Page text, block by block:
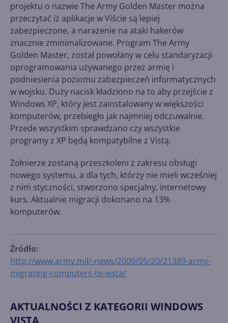
projektu o nazwie The Army Golden Master można
przeczytać iż aplikacje w Viście są lepiej
zabezpieczone, a narażenie na ataki hakerów
znacznie zminimalizowane. Program The Army
Golden Master, został powołany w celu standaryzacji
oprogramowania używanego przez armię i
podniesienia poziomu zabezpieczeń informatycznych
w wojsku. Duży nacisk kładziono na to aby przejście z
Windows XP, który jest zainstalowany w większości
komputerów, przebiegło jak najmniej odczuwalnie.
Przede wszystkim sprawdzano czy wszystkie
programy z XP będą kompatybilne z Vistą.
Żołnierze zostaną przeszkoleni z zakresu obsługi
nowego systemu, a dla tych, którzy nie mieli wcześniej
z nim styczności, stworzono specjalny, internetowy
kurs. Aktualnie migracji dokonano na 13%
komputerów.
Źródło:
http://www.army.mil/-news/2009/05/20/21389-army-
migrating-computers-to-vista/
AKTUALNOŚCI Z KATEGORII WINDOWS
VISTA